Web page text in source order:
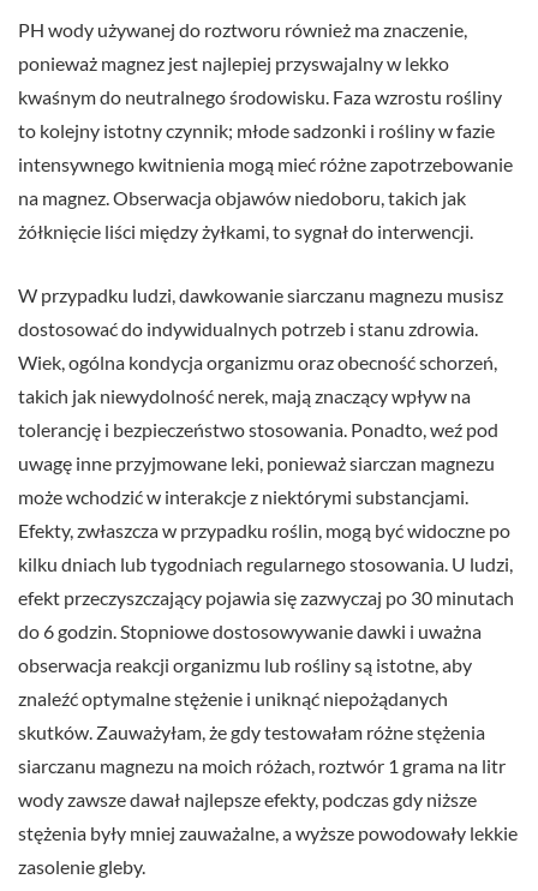
PH wody używanej do roztworu również ma znaczenie,
ponieważ magnez jest najlepiej przyswajalny w lekko
kwaśnym do neutralnego środowisku. Faza wzrostu rośliny
to kolejny istotny czynnik; młode sadzonki i rośliny w fazie
intensywnego kwitnienia mogą mieć różne zapotrzebowanie
na magnez. Obserwacja objawów niedoboru, takich jak
żółknięcie liści między żyłkami, to sygnał do interwencji.
W przypadku ludzi, dawkowanie siarczanu magnezu musisz
dostosować do indywidualnych potrzeb i stanu zdrowia.
Wiek, ogólna kondycja organizmu oraz obecność schorzeń,
takich jak niewydolność nerek, mają znaczący wpływ na
tolerancję i bezpieczeństwo stosowania. Ponadto, weź pod
uwagę inne przyjmowane leki, ponieważ siarczan magnezu
może wchodzić w interakcje z niektórymi substancjami.
Efekty, zwłaszcza w przypadku roślin, mogą być widoczne po
kilku dniach lub tygodniach regularnego stosowania. U ludzi,
efekt przeczyszczający pojawia się zazwyczaj po 30 minutach
do 6 godzin. Stopniowe dostosowywanie dawki i uważna
obserwacja reakcji organizmu lub rośliny są istotne, aby
znaleźć optymalne stężenie i uniknąć niepożądanych
skutków. Zauważyłam, że gdy testowałam różne stężenia
siarczanu magnezu na moich różach, roztwór 1 grama na litr
wody zawsze dawał najlepsze efekty, podczas gdy niższe
stężenia były mniej zauważalne, a wyższe powodowały lekkie
zasolenie gleby.